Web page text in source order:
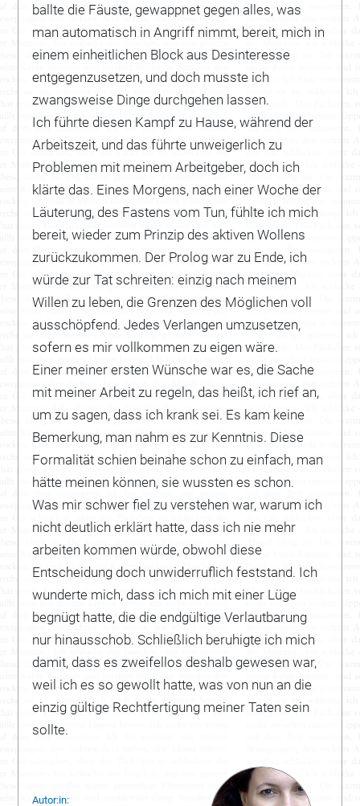
ballte die Fäuste, gewappnet gegen alles, was
man automatisch in Angriff nimmt, bereit, mich in
einem einheitlichen Block aus Desinteresse
entgegenzusetzen, und doch musste ich
zwangsweise Dinge durchgehen lassen.
Ich führte diesen Kampf zu Hause, während der
Arbeitszeit, und das führte unweigerlich zu
Problemen mit meinem Arbeitgeber, doch ich
klärte das. Eines Morgens, nach einer Woche der
Läuterung, des Fastens vom Tun, fühlte ich mich
bereit, wieder zum Prinzip des aktiven Wollens
zurückzukommen. Der Prolog war zu Ende, ich
würde zur Tat schreiten: einzig nach meinem
Willen zu leben, die Grenzen des Möglichen voll
ausschöpfend. Jedes Verlangen umzusetzen,
sofern es mir vollkommen zu eigen wäre.
Einer meiner ersten Wünsche war es, die Sache
mit meiner Arbeit zu regeln, das heißt, ich rief an,
um zu sagen, dass ich krank sei. Es kam keine
Bemerkung, man nahm es zur Kenntnis. Diese
Formalität schien beinahe schon zu einfach, man
hätte meinen können, sie wussten es schon.
Was mir schwer fiel zu verstehen war, warum ich
nicht deutlich erklärt hatte, dass ich nie mehr
arbeiten kommen würde, obwohl diese
Entscheidung doch unwiderruflich feststand. Ich
wunderte mich, dass ich mich mit einer Lüge
begnügt hatte, die die endgültige Verlautbarung
nur hinausschob. Schließlich beruhigte ich mich
damit, dass es zweifellos deshalb gewesen war,
weil ich es so gewollt hatte, was von nun an die
einzig gültige Rechtfertigung meiner Taten sein
sollte.
Autor:in: